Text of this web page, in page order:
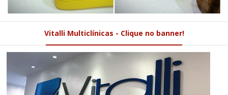
Vitalli Multiclínicas - Clique no banner!